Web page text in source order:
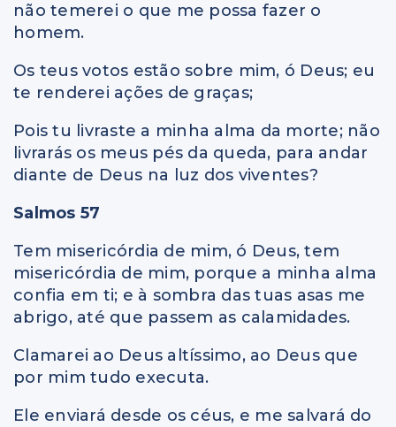
não temerei o que me possa fazer o
homem.
Os teus votos estão sobre mim, ó Deus; eu
te renderei ações de graças;
Pois tu livraste a minha alma da morte; não
livrarás os meus pés da queda, para andar
diante de Deus na luz dos viventes?
Salmos 57
Tem misericórdia de mim, ó Deus, tem
misericórdia de mim, porque a minha alma
confia em ti; e à sombra das tuas asas me
abrigo, até que passem as calamidades.
Clamarei ao Deus altíssimo, ao Deus que
por mim tudo executa.
Ele enviará desde os céus, e me salvará do